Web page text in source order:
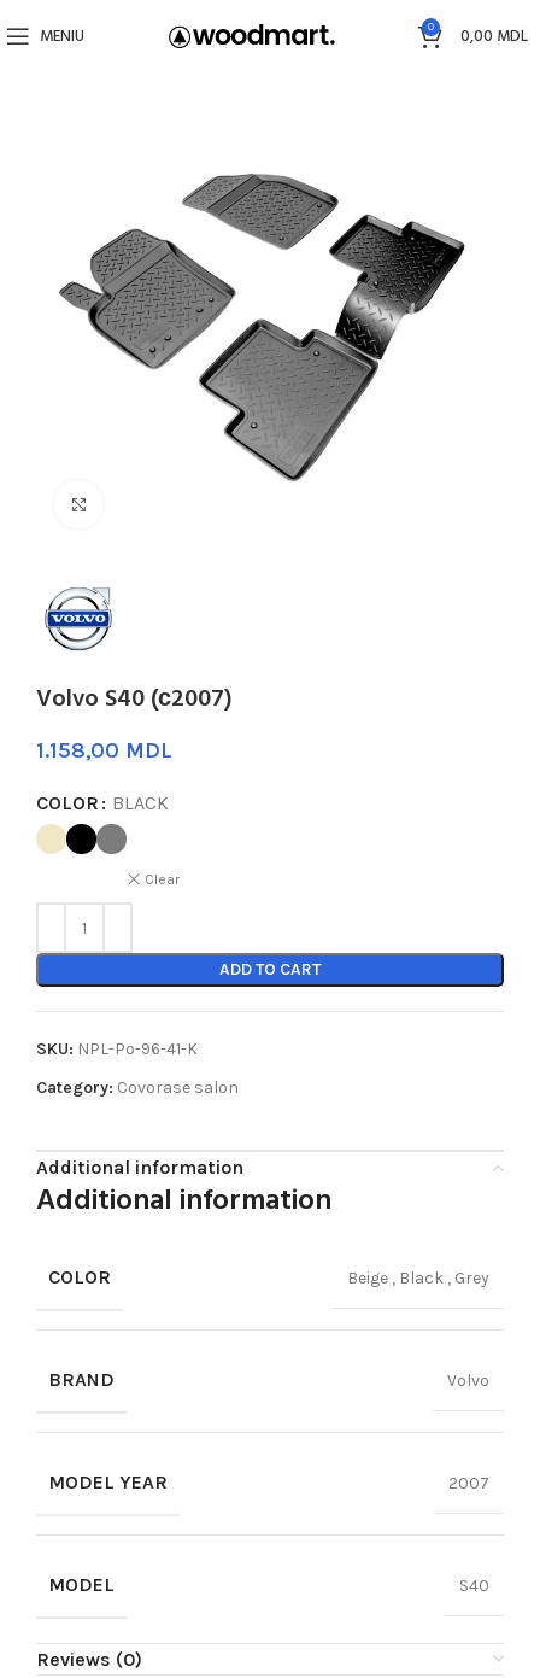
MENIU 0 0,00 MDL
Volvo S40 (с2007)
MDL
COLOR BLACK
Clear
ADD TO CART
SKU: NPL-Po-96-41-K
Category: Covorase salon
Additional information
Additional information
COLOR Beige , Black , Grey
BRAND Volvo
MODEL YEAR 2007
MODEL S40
Reviews (0)